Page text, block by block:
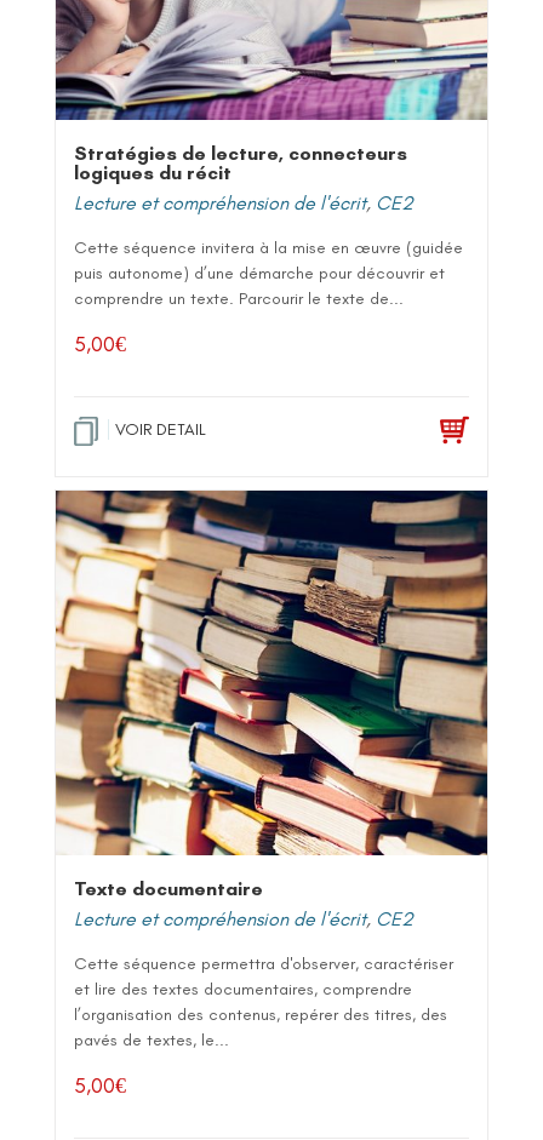
Stratégies de lecture, connecteurs
logiques du récit
Lecture et compréhension de l'écrit, CE2
Cette séquence invitera à la mise en œuvre (guidée
puis autonome) d’une démarche pour découvrir et
comprendre un texte. Parcourir le texte de...
5,00€
VOIR DETAIL
Texte documentaire
Lecture et compréhension de l'écrit, CE2
Cette séquence permettra d'observer, caractériser
et lire des textes documentaires, comprendre
l’organisation des contenus, repérer des titres, des
pavés de textes, le...
5,00€